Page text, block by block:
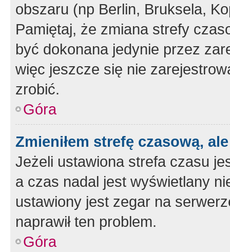
obszaru (np Berlin, Bruksela,
Pamiętaj, że zmiana strefy
być dokonana jedynie przez
więc jeszcze się nie
zrobić.
Góra
Zmieniłem strefę czasową,
Jeżeli ustawiona strefa czasu
a czas nadal jest wyświetlany
ustawiony jest zegar na
naprawił ten problem.
Góra